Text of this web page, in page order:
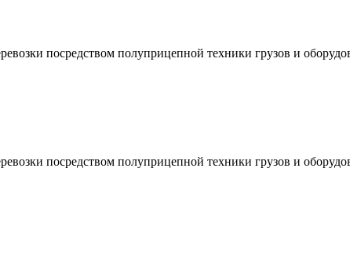
посредством полуприцепной техники грузов и
посредством полуприцепной техники грузов и